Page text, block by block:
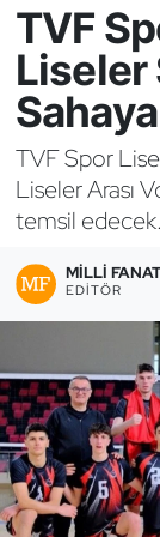
TVF
Liseler
TVF Spor
Liseler Arası
temsil
MILLI
EDITÖR
Binicilik
Bisiklet
Bocce
Boks
Briç
Buz
Buz
Çim